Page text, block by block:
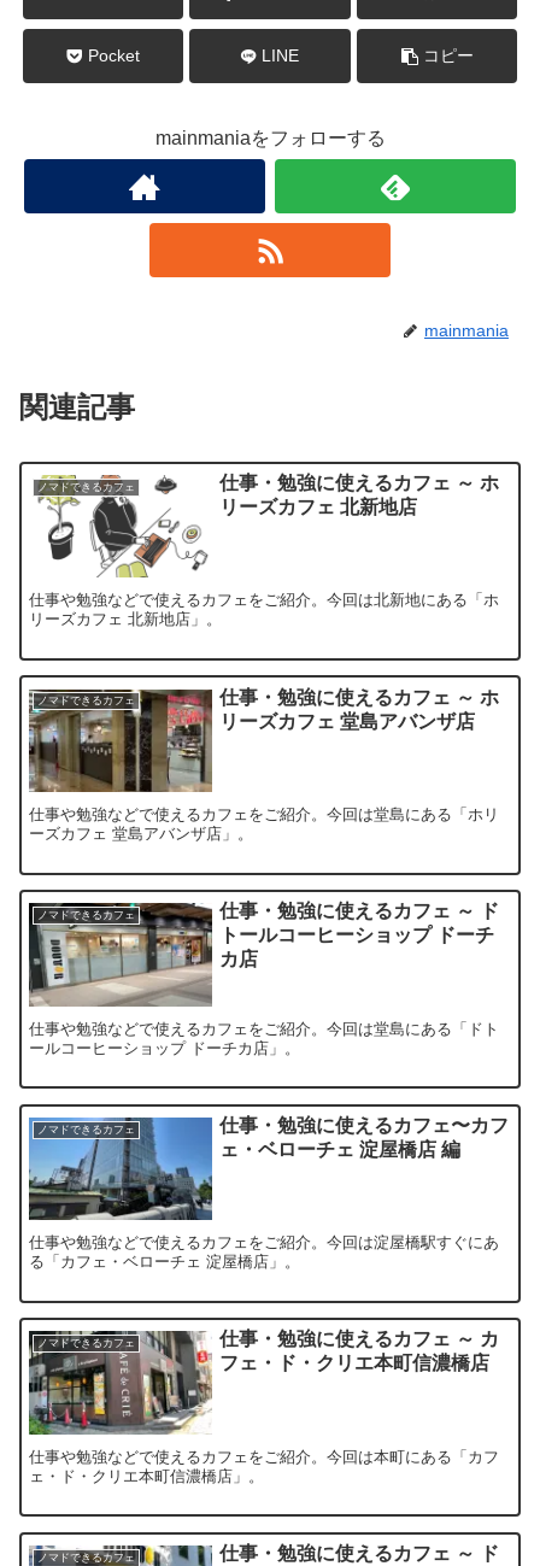
Pocket LINE コピー
mainmaniaをフォローする
mainmania
関連記事
ノマドできるカフェ
仕事・勉強に使えるカフェ ～ ホ
リーズカフェ 北新地店
仕事や勉強などで使えるカフェをご紹介。今回は北新地にある「ホ
リーズカフェ 北新地店」。
ノマドできるカフェ
仕事・勉強に使えるカフェ ～ ホ
リーズカフェ 堂島アバンザ店
仕事や勉強などで使えるカフェをご紹介。今回は堂島にある「ホリ
ーズカフェ 堂島アバンザ店」。
ノマドできるカフェ
仕事・勉強に使えるカフェ ～ ド
トールコーヒーショップ ドーチ
カ店
仕事や勉強などで使えるカフェをご紹介。今回は堂島にある「ドト
ールコーヒーショップ ドーチカ店」。
ノマドできるカフェ
仕事・勉強に使えるカフェ〜カフ
ェ・ベローチェ 淀屋橋店 編
仕事や勉強などで使えるカフェをご紹介。今回は淀屋橋駅すぐにあ
る「カフェ・ベローチェ 淀屋橋店」。
ノマドできるカフェ
仕事・勉強に使えるカフェ ～ カ
フェ・ド・クリエ本町信濃橋店
仕事や勉強などで使えるカフェをご紹介。今回は本町にある「カフ
ェ・ド・クリエ本町信濃橋店」。
ノマドできるカフェ
仕事・勉強に使えるカフェ ～ ド